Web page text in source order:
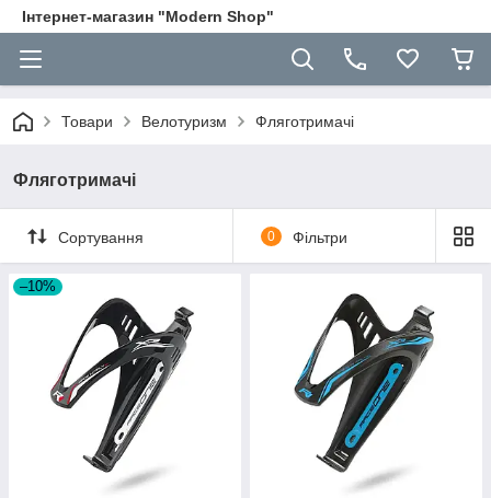
Інтернет-магазин "Modern Shop"
Товари Велотуризм Фляготримачі
Фляготримачі
Сортування 0 Фільтри
–10%